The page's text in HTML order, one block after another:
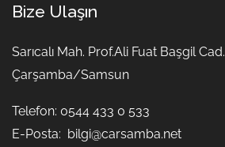
Bize Ulaşın
Sarıcalı Mah. Prof.Ali Fuat Başgil Cad.
Çarşamba/Samsun
Telefon: 0544 433 0 533
E-Posta: bilgi@carsamba.net